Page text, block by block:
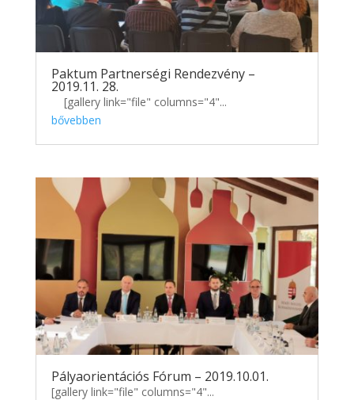
Paktum Partnerségi Rendezvény –
2019.11. 28.
[gallery link="file" columns="4"...
bővebben
Pályaorientációs Fórum – 2019.10.01.
[gallery link="file" columns="4"...